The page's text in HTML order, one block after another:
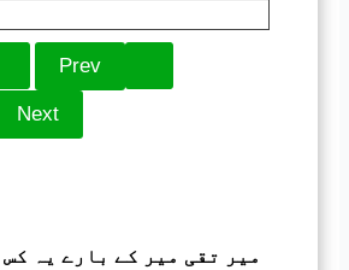
میر تقی میر کے بارے یہ